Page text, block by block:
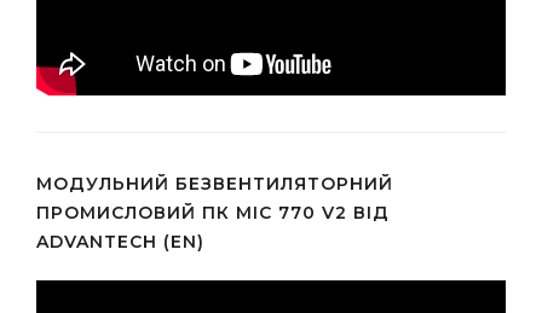
МОДУЛЬНИЙ БЕЗВЕНТИЛЯТОРНИЙ
ПРОМИСЛОВИЙ ПК MIC 770 V2 ВІД
ADVANTECH (EN)